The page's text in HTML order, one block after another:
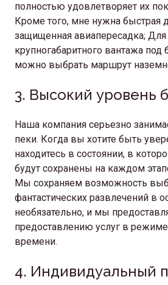
полностью удовлетворяет их
Кроме того, мне нужна быстрая
защищенная авиапересадка;
крупногабаритного вантажа под
можно выбрать маршрут
3. Высокий уровень
Наша компания серьезно
пеки. Когда вы хотите быть
находитесь в состоянии, в
будут сохранены на каждом
Мы сохраняем возможность
фантастических развлечений в
необязательно, и мы
предоставлению услуг в
времени.
4. Индивидуальный